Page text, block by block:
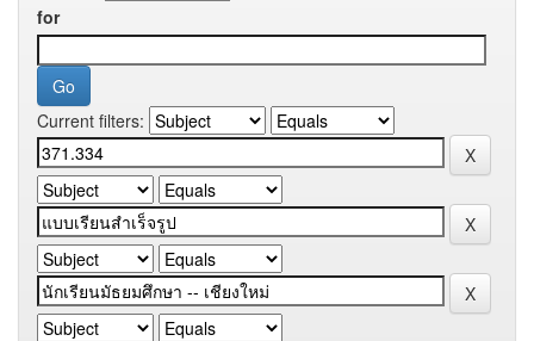
for
Current filters: